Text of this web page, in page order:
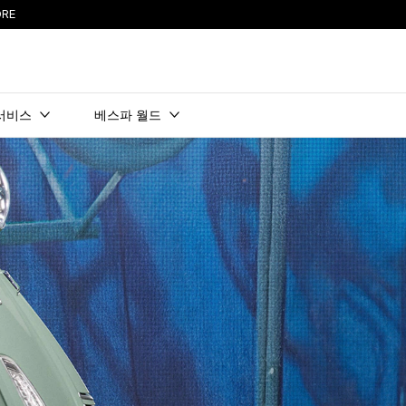
비스 베스파 월드